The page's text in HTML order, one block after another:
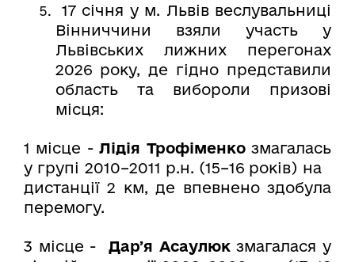
17 січня у м. Львів веслувальниці
Вінниччини взяли участь у
Львівських лижних перегонах
2026 року, де гідно представили
область та вибороли призові
місця:
1 місце -Лідія Трофіменкозмагалась
у групі 2010–2011 р.н. (15–16 років) на
дистанції 2 км, де впевнено здобула
перемогу.
3 місце - Дарʼя Асаулюкзмагалася у